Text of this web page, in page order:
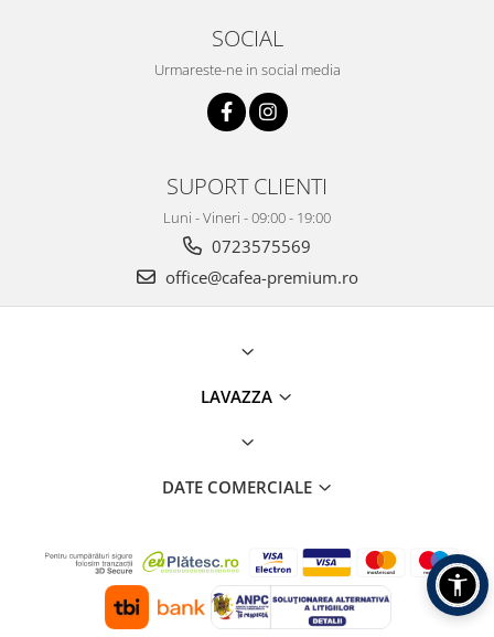
SOCIAL
Urmareste-ne in social media
SUPORT CLIENTI
Luni - Vineri - 09:00 - 19:00
0723575569
office@cafea-premium.ro
LAVAZZA
DATE COMERCIALE